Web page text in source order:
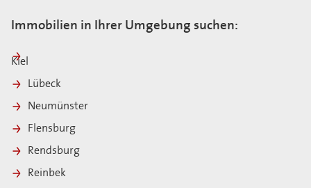
Immobilien in Ihrer Umgebung suchen:
Kiel
Lübeck
Neumünster
Flensburg
Rendsburg
Reinbek